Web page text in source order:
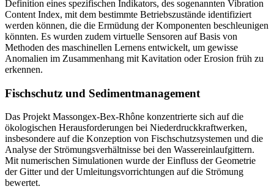
Definition eines spezifischen Indikators, des sogenannten Vibration
Content Index, mit dem bestimmte Betriebszustände identifiziert
werden können, die die Ermüdung der Komponenten beschleunigen
könnten. Es wurden zudem virtuelle Sensoren auf Basis von
Methoden des maschinellen Lernens entwickelt, um gewisse
Anomalien im Zusammenhang mit Kavitation oder Erosion früh zu
erkennen.
Fischschutz und Sedimentmanagement
Das Projekt Massongex-Bex-Rhône konzentrierte sich auf die
ökologischen Herausforderungen bei Niederdruckkraftwerken,
insbesondere auf die Konzeption von Fischschutzsystemen und die
Analyse der Strömungsverhältnisse bei den Wassereinlaufgittern.
Mit numerischen Simulationen wurde der Einfluss der Geometrie
der Gitter und der Umleitungsvorrichtungen auf die Strömung
bewertet.